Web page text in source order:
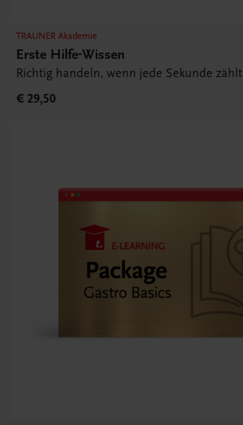
TRAUNER Akademie
Erste Hilfe-Wissen
Richtig handeln, wenn jede Sekunde zählt
€ 29,50